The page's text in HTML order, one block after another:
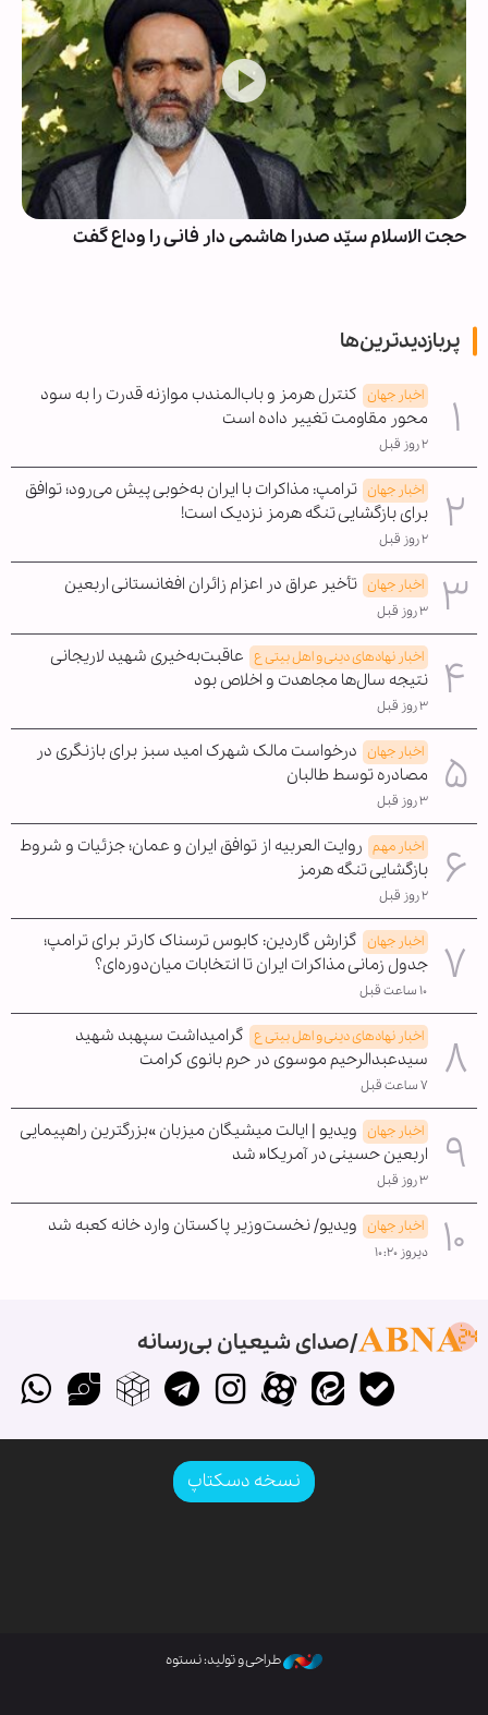
حجت الاسلام سیّد صدرا هاشمی دار فانی را وداع گفت
پربازدیدترین‌ها
اخبار جهان کنترل هرمز و باب‌المندب موازنه قدرت را به سود
محور مقاومت تغییر داده است
۲ روز قبل
اخبار جهان ترامپ: مذاکرات با ایران به‌خوبی پیش می‌رود؛ توافق
برای بازگشایی تنگه هرمز نزدیک است!
۲ روز قبل
اخبار جهان تأخیر عراق در اعزام زائران افغانستانی اربعین
۳ روز قبل
اخبار نهادهای دینی و اهل بیتی ع عاقبت‌به‌خیری شهید لاریجانی
نتیجه سال‌ها مجاهدت و اخلاص بود
۳ روز قبل
اخبار جهان درخواست مالک شهرک امید سبز برای بازنگری در
مصادره توسط طالبان
۳ روز قبل
اخبار مهم روایت العربیه از توافق ایران و عمان؛ جزئیات و شروط
بازگشایی تنگه هرمز
۲ روز قبل
اخبار جهان گزارش گاردین: کابوس ترسناک کارتر برای ترامپ؛
جدول زمانی مذاکرات ایران تا انتخابات میان‌دوره‌ای؟
۱۰ ساعت قبل
اخبار نهادهای دینی و اهل بیتی ع گرامیداشت سپهبد شهید
سیدعبدالرحیم موسوی در حرم بانوی کرامت
۷ ساعت قبل
اخبار جهان ویدیو | ایالت میشیگان میزبان »بزرگترین راهپیمایی
اربعین حسینی در آمریکا« شد
۳ روز قبل
اخبار جهان ویدیو/ نخست‌وزیر پاکستان وارد خانه کعبه شد
دیروز ۱۰:۲۰
صدای شیعیان بی‌رسانه
نسخه دسکتاپ
طراحی و تولید: نستوه